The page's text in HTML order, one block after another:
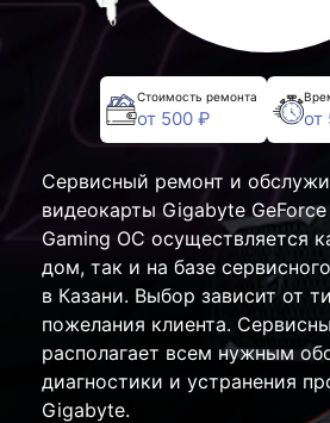
Стоимость ремонта
от 500 ₽ от
Сервисный ремонт и
видеокарты Gigabyte
Gaming OC осуществляется
дом, так и на базе
в Казани. Выбор зависит от
пожелания клиента.
располагает всем нужным
диагностики и устранения
Gigabyte.